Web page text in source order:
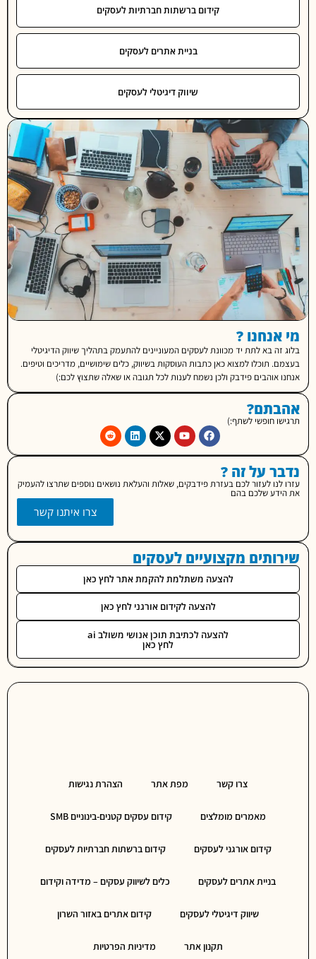
קידום ברשתות חברתיות לעסקים
בניית אתרים לעסקים
שיווק דיגיטלי לעסקים
?
בא לתת יד מכוונת לעסקים המעוניינים להתעמק בתהליך שיווק הדיגיטלי
תוכלו למצוא כאן כתבות העוסקות בשיווק, כלים שימושיים, מדריכים וטיפים.
פידבק ולכן נשמח לענות לכל תגובה או שאלה שתצוץ לכם:)
חופשי לשתף:)
על זה ?
לעזור לכם בעזרת פידבקים, שאלות והעלאת נושאים נוספים שתרצו להעמיק
שלכם בהם
צרו איתנו קשר
מקצועיים לעסקים
להצעה משתלמת להקמת אתר לחץ כאן
להצעה לקידום אורגני לחץ כאן
להצעה לכתיבת תוכן אנושי משולב ai
מפת אתר הצהרת נגישות
מאמרים מומלצים קידום עסקים קטנים-בינוניים SMB
קידום אורגני לעסקים קידום ברשתות חברתיות לעסקים
בניית אתרים לעסקים כלים לשיווק עסקים – מדידה וקידום
שיווק דיגיטלי לעסקים קידום אתרים באזור השרון
תקנון אתר מדיניות הפרטיות